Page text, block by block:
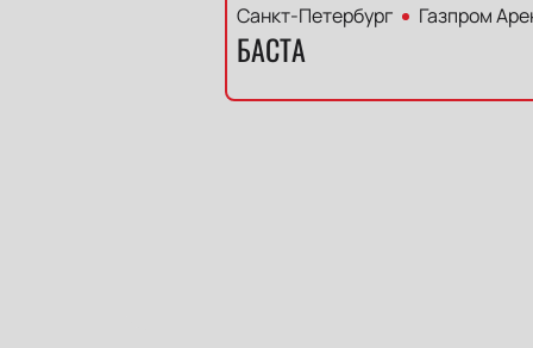
Санкт-Петербург Газпром
БАСТА